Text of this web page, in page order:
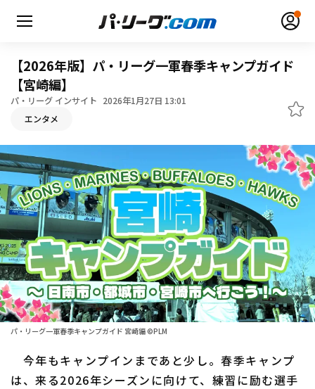
無料アカウント登録
HOME
動画
日程・結果
順位表･成績
1軍公式戦
ファーム東地区
ファーム中地区
選手名鑑
北海道日本ハムファイターズ
【2026年版】パ・リーグ一軍春季キャンプガイド
【宮崎編】
パ・リーグ インサイト 2026年1月27日 13:01
エンタメ
パ・リーグ一軍春季キャンプガイド 宮崎編 ©PLM
今年もキャンプインまであと少し。春季キャンプ
は、来る2026年シーズンに向けて、練習に励む選手